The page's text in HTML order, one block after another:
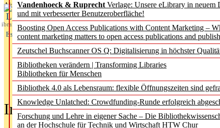
Vandenhoeck & Ruprecht Verlage: Unsere eLibrary in neuem
und mit verbesserter Benutzeroberfläche!
Boosting Open Access Publications with Content Marketing –
content marketing matters to open access publications and
Zeutschel Buchscanner OS Q: Digitalisierung in höchster
Bibliotheken verändern | Transforming Libraries
Bibliotheken für Menschen
Bibliothek 4.0 als Lebensraum: flexible Öffnungszeiten sind
Knowledge Unlatched: Crowdfunding-Runde erfolgreich
Forschung und Lehre in eigener Sache – Die
an der Hochschule für Technik und Wirtschaft HTW Chur
Aktuelles aus
L
ibrary
Essentials
In der Ausgabe05/2026(Juni/Juli